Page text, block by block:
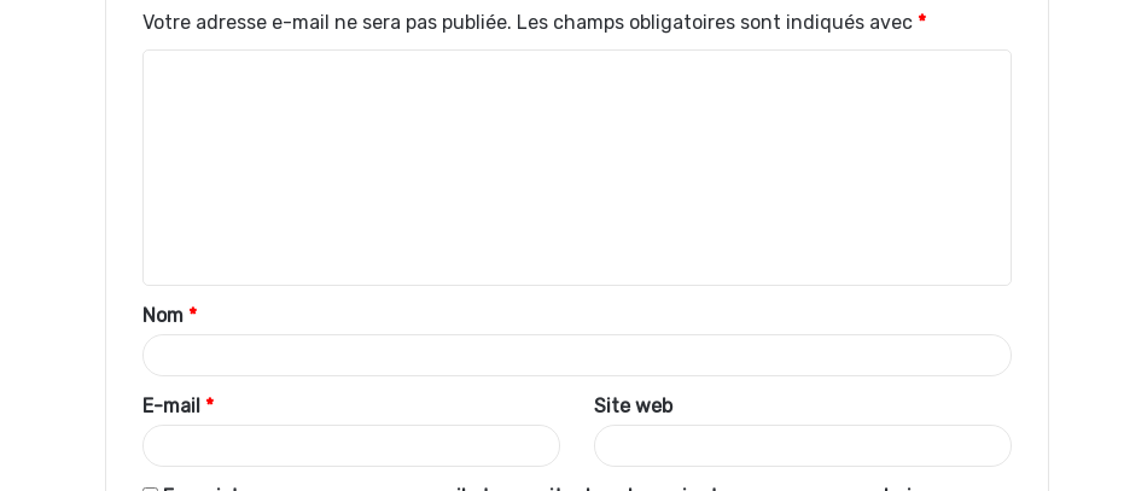
Votre adresse e-mail ne sera pas publiée. Les champs obligatoires sont indiqués avec *
t
a
i
r
e
*
Nom *
E-mail * Site web